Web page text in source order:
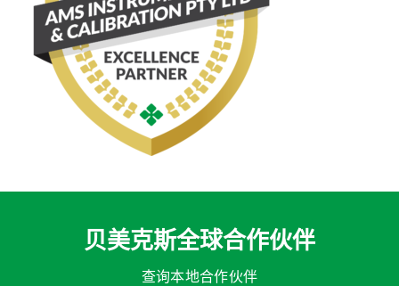
贝美克斯全球合作伙伴
查询本地合作伙伴